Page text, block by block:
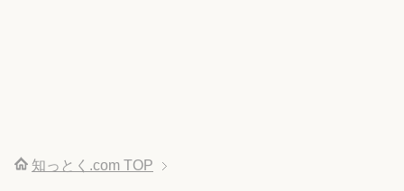
知っとく.com TOP